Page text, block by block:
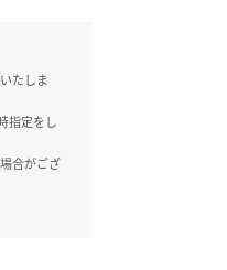
たしま
指定をし
合がござ